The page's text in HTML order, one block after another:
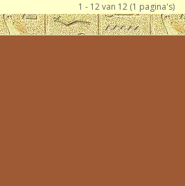
1 - 12 van 12 (1 pagina's)